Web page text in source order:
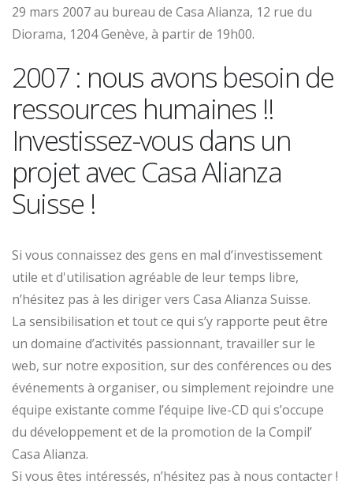
29 mars 2007 au bureau de Casa Alianza, 12 rue du
Diorama, 1204 Genève, à partir de 19h00.
2007 : nous avons besoin de
ressources humaines !!
Investissez-vous dans un
projet avec Casa Alianza
Suisse !
Si vous connaissez des gens en mal d’investissement
utile et d'utilisation agréable de leur temps libre,
n’hésitez pas à les diriger vers Casa Alianza Suisse.
La sensibilisation et tout ce qui s’y rapporte peut être
un domaine d’activités passionnant, travailler sur le
web, sur notre exposition, sur des conférences ou des
événements à organiser, ou simplement rejoindre une
équipe existante comme l’équipe live-CD qui s’occupe
du développement et de la promotion de la Compil’
Casa Alianza.
Si vous êtes intéressés, n’hésitez pas à nous contacter !